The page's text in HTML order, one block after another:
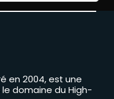
en 2004, est une
domaine du High-